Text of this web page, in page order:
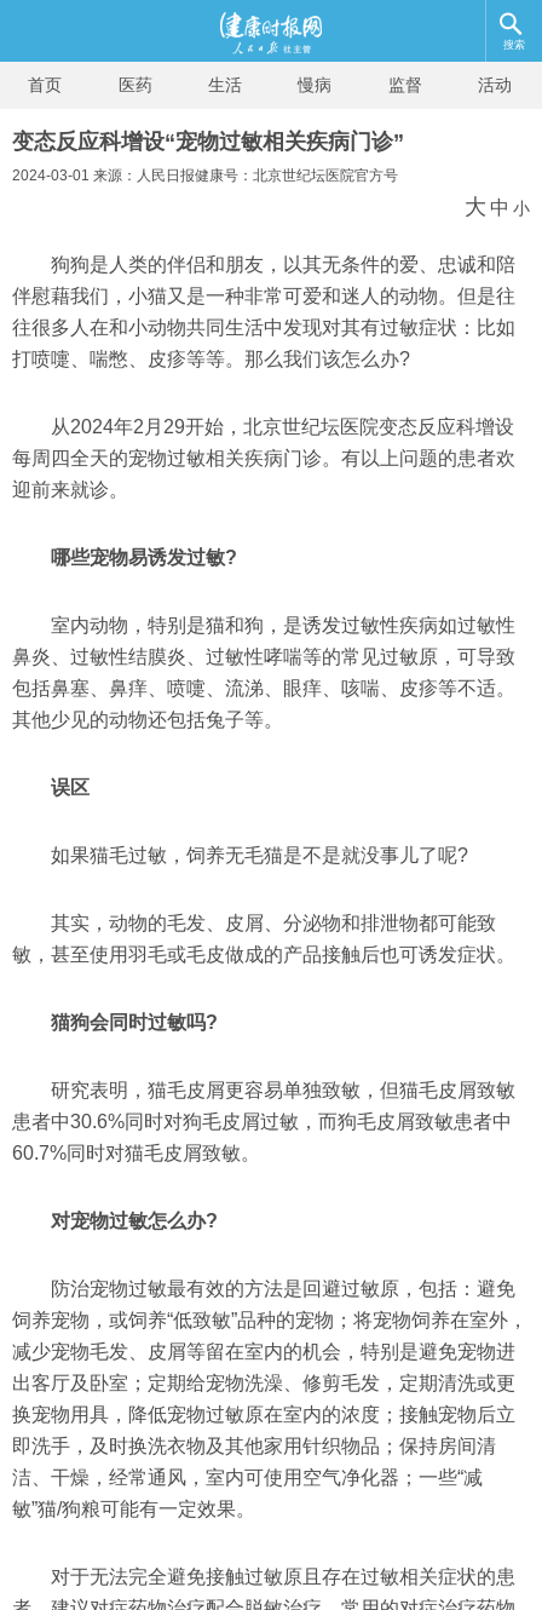
搜索
首页 医药 生活 慢病 监督 活动
变态反应科增设“宠物过敏相关疾病门诊”
2024-03-01 来源：人民日报健康号：北京世纪坛医院官方号
大 中 小
狗狗是人类的伴侣和朋友，以其无条件的爱、忠诚和陪
伴慰藉我们，小猫又是一种非常可爱和迷人的动物。但是往
往很多人在和小动物共同生活中发现对其有过敏症状：比如
打喷嚏、喘憋、皮疹等等。那么我们该怎么办?
从2024年2月29开始，北京世纪坛医院变态反应科增设
每周四全天的宠物过敏相关疾病门诊。有以上问题的患者欢
迎前来就诊。
哪些宠物易诱发过敏?
室内动物，特别是猫和狗，是诱发过敏性疾病如过敏性
鼻炎、过敏性结膜炎、过敏性哮喘等的常见过敏原，可导致
包括鼻塞、鼻痒、喷嚏、流涕、眼痒、咳喘、皮疹等不适。
其他少见的动物还包括兔子等。
误区
如果猫毛过敏，饲养无毛猫是不是就没事儿了呢?
其实，动物的毛发、皮屑、分泌物和排泄物都可能致
敏，甚至使用羽毛或毛皮做成的产品接触后也可诱发症状。
猫狗会同时过敏吗?
研究表明，猫毛皮屑更容易单独致敏，但猫毛皮屑致敏
患者中30.6%同时对狗毛皮屑过敏，而狗毛皮屑致敏患者中
60.7%同时对猫毛皮屑致敏。
对宠物过敏怎么办?
防治宠物过敏最有效的方法是回避过敏原，包括：避免
饲养宠物，或饲养“低致敏”品种的宠物；将宠物饲养在室外，
减少宠物毛发、皮屑等留在室内的机会，特别是避免宠物进
出客厅及卧室；定期给宠物洗澡、修剪毛发，定期清洗或更
换宠物用具，降低宠物过敏原在室内的浓度；接触宠物后立
即洗手，及时换洗衣物及其他家用针织物品；保持房间清
洁、干燥，经常通风，室内可使用空气净化器；一些“减
敏”猫/狗粮可能有一定效果。
对于无法完全避免接触过敏原且存在过敏相关症状的患